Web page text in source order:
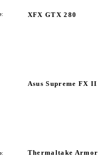
: XFX GTX 280
Asus Supreme FX II
: Thermaltake Armor